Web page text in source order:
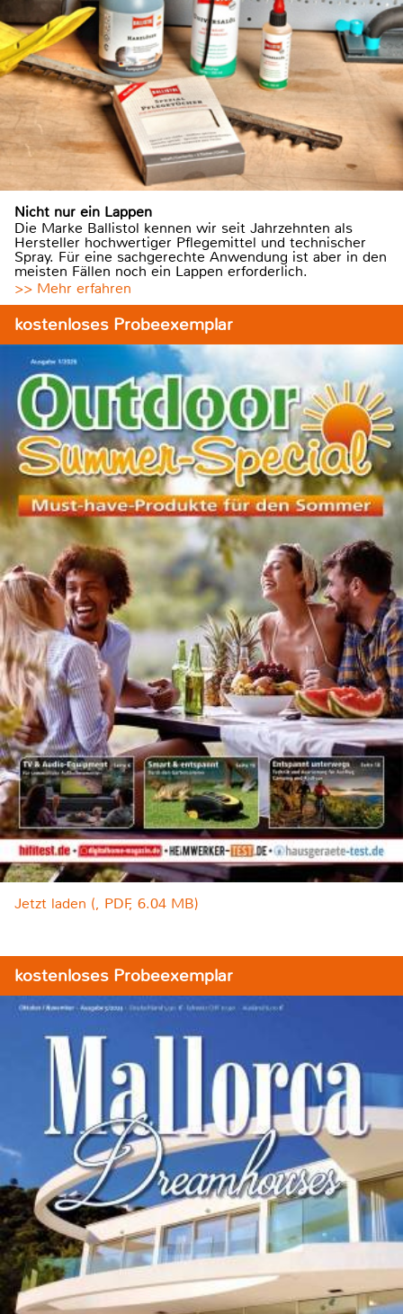
Nicht nur ein Lappen
Die Marke Ballistol kennen wir seit Jahrzehnten als
Hersteller hochwertiger Pflegemittel und technischer
Spray. Für eine sachgerechte Anwendung ist aber in den
meisten Fällen noch ein Lappen erforderlich.
>> Mehr erfahren
kostenloses Probeexemplar
Jetzt laden (, PDF, 6.04 MB)
kostenloses Probeexemplar